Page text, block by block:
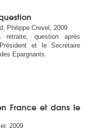
Philippe Crevel, 2009
question après
et le Secrétaire
Epargnants.
France et dans le
2009